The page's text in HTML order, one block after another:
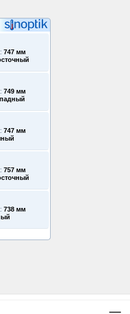
747 мм
749 мм
747 мм
757 мм
738 мм